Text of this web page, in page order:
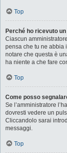
Top
Perché ho ricevuto
Ciascun
pensa che tu ne abbia
notare che questa è
ha niente a che fare
Top
Come posso
Se l’amministratore
dovresti vedere un
Cliccandolo sarai
messaggi.
Top